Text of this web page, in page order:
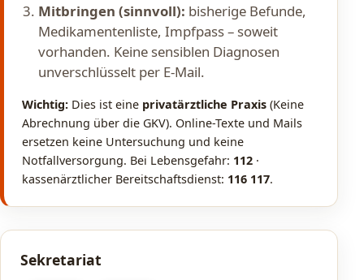
Mitbringen (sinnvoll): bisherige Befunde,
Medikamentenliste, Impfpass – soweit
vorhanden. Keine sensiblen Diagnosen
unverschlüsselt per E-Mail.
Wichtig: Dies ist eine privatärztliche Praxis (Keine
Abrechnung über die GKV). Online-Texte und Mails
ersetzen keine Untersuchung und keine
Notfallversorgung. Bei Lebensgefahr: 112 ·
kassenärztlicher Bereitschaftsdienst: 116 117.
Sekretariat